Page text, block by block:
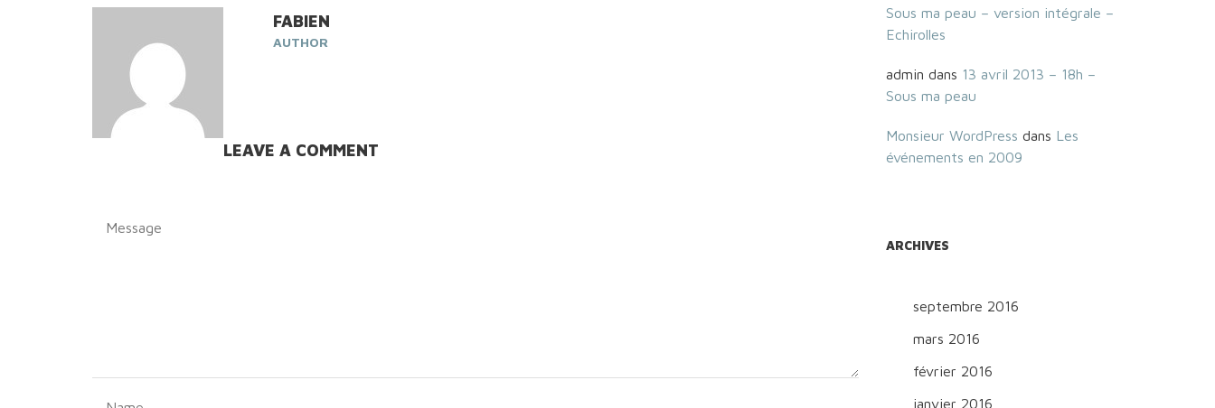
FABIEN
AUTHOR
LEAVE A COMMENT
Sous ma peau – version intégrale –
Echirolles
admin dans 13 avril 2013 – 18h –
Sous ma peau
Monsieur WordPress dans Les
événements en 2009
ARCHIVES
septembre 2016
mars 2016
février 2016
janvier 2016